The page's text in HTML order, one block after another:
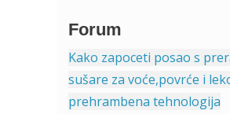
Forum
Kako zapoceti posao s
sušare za voće,povrće i
prehrambena tehnologija